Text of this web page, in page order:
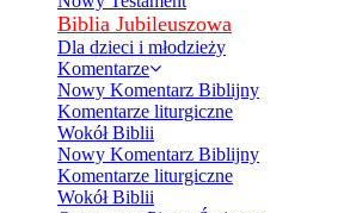
Biblia Jubileuszowa
Dla dzieci i młodzieży
Komentarze
Nowy Komentarz Biblijny
Komentarze liturgiczne
Wokół Biblii
Nowy Komentarz Biblijny
Komentarze liturgiczne
Wokół Biblii